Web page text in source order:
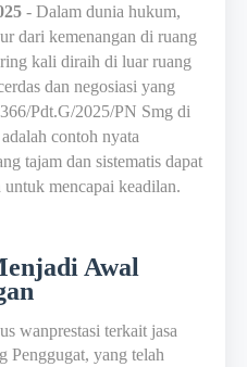
- Dalam dunia hukum,
dari kemenangan di ruang
kali diraih di luar ruang
dan negosiasi yang
Pdt.G/2025/PN Smg di
contoh nyata
tajam dan sistematis dapat
mencapai keadilan.
Awal
wanprestasi terkait jasa
Penggugat, yang telah